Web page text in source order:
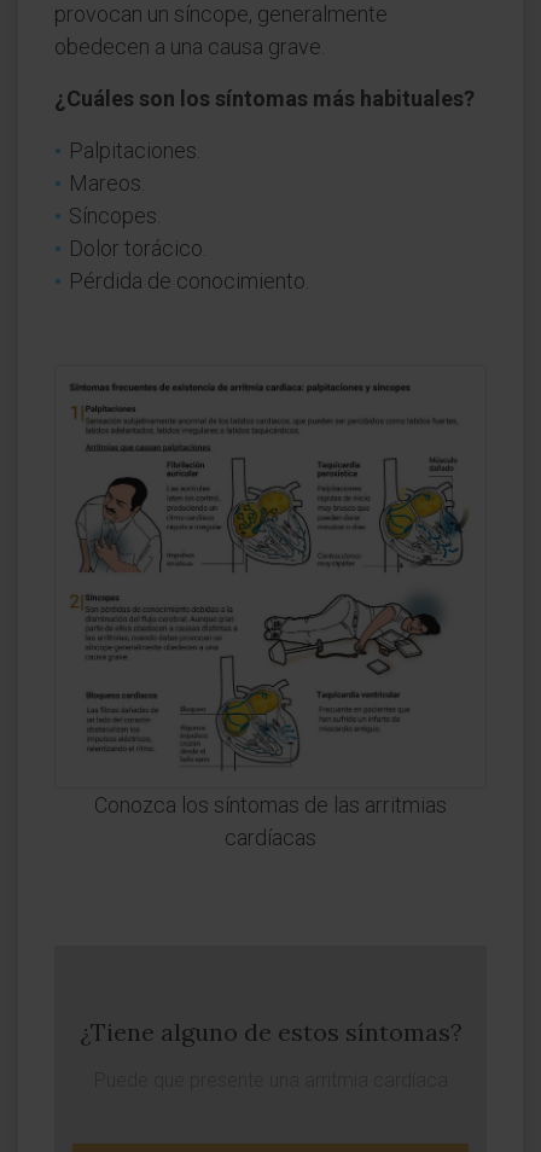
provocan un síncope, generalmente
obedecen a una causa grave.
¿Cuáles son los síntomas más habituales?
Palpitaciones.
Mareos.
Síncopes.
Dolor torácico.
Pérdida de conocimiento.
Conozca los síntomas de las arritmias
cardíacas
¿Tiene alguno de estos síntomas?